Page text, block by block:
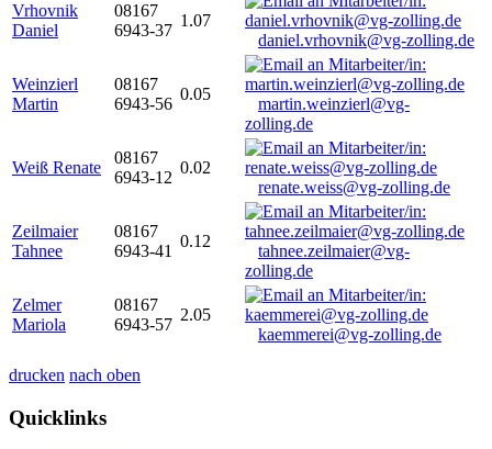
Vrhovnik
Daniel
08167
6943-37
1.07
daniel.vrhovnik@vg-zolling.de
Weinzierl
Martin
08167
6943-56
0.05
martin.weinzierl@vg-
zolling.de
Weiß Renate
08167
6943-12
0.02
renate.weiss@vg-zolling.de
Zeilmaier
Tahnee
08167
6943-41
0.12
tahnee.zeilmaier@vg-
zolling.de
Zelmer
Mariola
08167
6943-57
2.05
kaemmerei@vg-zolling.de
drucken nach oben
Quicklinks